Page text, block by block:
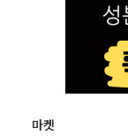
마켓